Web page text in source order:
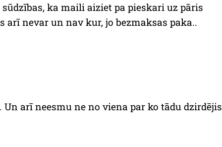
sūdzības, ka maili aiziet pa pieskari uz pāris
arī nevar un nav kur, jo bezmaksas paka..
arī neesmu ne no viena par ko tādu dzirdējis